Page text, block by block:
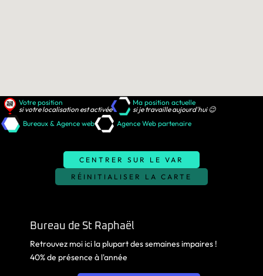
Votre position
si votre localisation est activée
Ma position actuelle
si je travailleaujourd'hui😉
Bureaux & Agence web
Agence Web partenaire
RÉINITIALISER LA CARTE
CENTRER SUR LE VAR
Bureau de St Raphaël
Retrouvez moi ici la plupart des semaines impaires !
40% de présence à l'année